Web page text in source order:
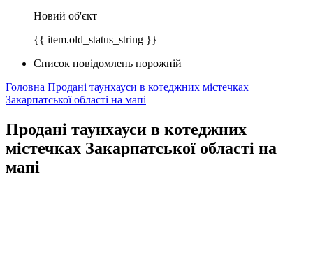
Новий об'єкт
{{ item.old_status_string }}
Список повідомлень порожній
Головна Продані таунхауси в котеджних містечках
Закарпатської області на мапі
Продані таунхауси в котеджних
містечках Закарпатської області на
мапі